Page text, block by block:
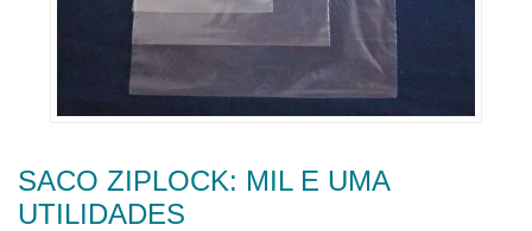
SACO ZIPLOCK: MIL E UMA
UTILIDADES